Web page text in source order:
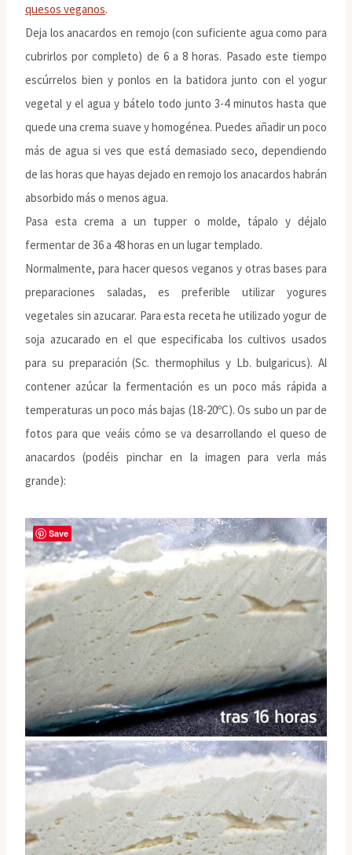
quesos veganos.
Deja los anacardos en remojo (con suficiente agua como para
cubrirlos por completo) de 6 a 8 horas. Pasado este tiempo
escúrrelos bien y ponlos en la batidora junto con el yogur
vegetal y el agua y bátelo todo junto 3-4 minutos hasta que
quede una crema suave y homogénea. Puedes añadir un poco
más de agua si ves que está demasiado seco, dependiendo
de las horas que hayas dejado en remojo los anacardos habrán
absorbido más o menos agua.
Pasa esta crema a un tupper o molde, tápalo y déjalo
fermentar de 36 a 48 horas en un lugar templado.
Normalmente, para hacer quesos veganos y otras bases para
preparaciones saladas, es preferible utilizar yogures
vegetales sin azucarar. Para esta receta he utilizado yogur de
soja azucarado en el que especificaba los cultivos usados
para su preparación (Sc. thermophilus y Lb. bulgaricus). Al
contener azúcar la fermentación es un poco más rápida a
temperaturas un poco más bajas (18-20ºC). Os subo un par de
fotos para que veáis cómo se va desarrollando el queso de
anacardos (podéis pinchar en la imagen para verla más
grande):
Save